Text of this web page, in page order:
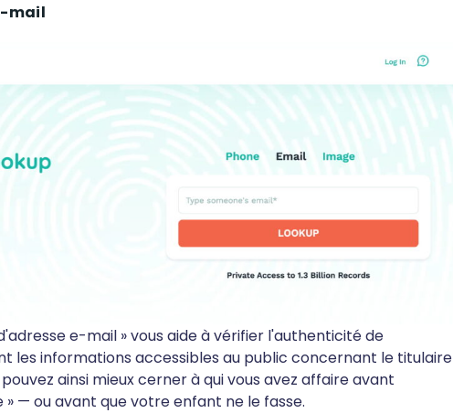
mail
e-mail » vous aide à vérifier l'authenticité de
les informations accessibles au public concernant le titulaire
ainsi mieux cerner à qui vous avez affaire avant
» — ou avant que votre enfant ne le fasse.